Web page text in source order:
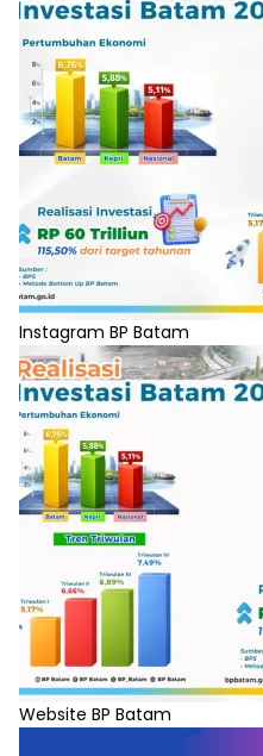
Instagram BP Batam
Website BP Batam